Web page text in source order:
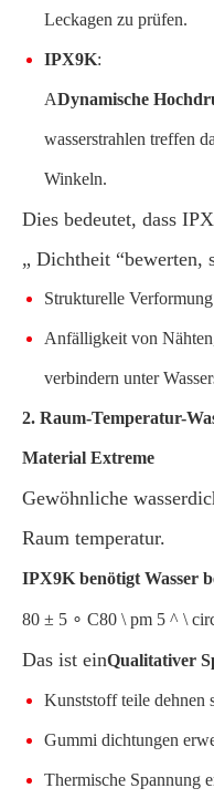
Leckagen zu prüfen.
IPX9K:
ADynamische
wasserstrahlen treffen
Winkeln.
Dies bedeutet, dass
„ Dichtheit “bewerten,
Strukturelle
Anfälligkeit von
verbindern unter
2. Raum-Temperatur-
Material Extreme
Gewöhnliche
Raum temperatur.
IPX9K benötigt Wasser
80 ± 5 ∘ C80 \ pm 5 ^ \
Das ist einQualitativer
Kunststoff teile dehnen
Gummi dichtungen
Thermische Spannung